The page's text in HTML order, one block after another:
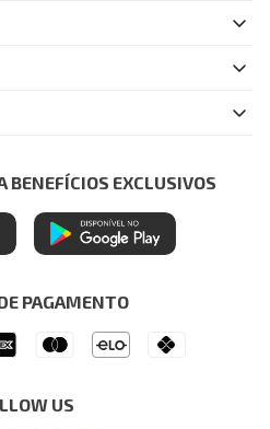
BENEFÍCIOS EXCLUSIVOS
PAGAMENTO
US